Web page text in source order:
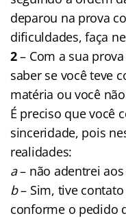
deparou na prova
dificuldades, faça
2– Com a sua
saber se você teve
matéria ou você
É preciso que você
sinceridade, pois
realidades:
a– não adentrei
b– Sim, tive
conforme o pedido